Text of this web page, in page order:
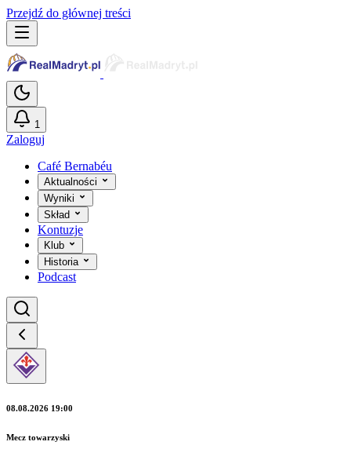
Przejdź do głównej treści
1
Zaloguj
Café Bernabéu
Aktualności
Wyniki
Skład
Kontuzje
Klub
Historia
Podcast
08.08.2026 19:00
Mecz towarzyski